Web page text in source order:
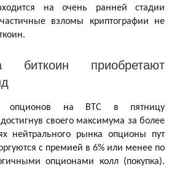
на очень ранней стадии
взломы криптографии не
приобретают
опционов на BTC в пятницу
своего максимума за более
нейтрального рынка опционы пут
с премией в 6% или менее по
опционами колл (покупка).